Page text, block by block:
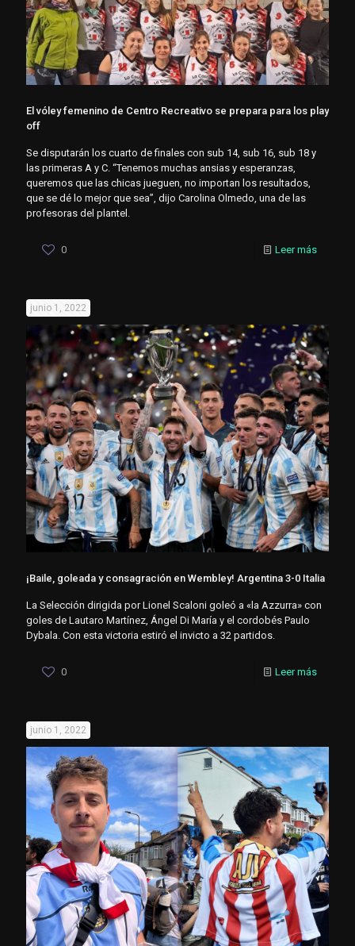
El vóley femenino de Centro Recreativo se prepara para los play
off
Se disputarán los cuarto de finales con sub 14, sub 16, sub 18 y
las primeras A y C. “Tenemos muchas ansias y esperanzas,
queremos que las chicas jueguen, no importan los resultados,
que se dé lo mejor que sea”, dijo Carolina Olmedo, una de las
profesoras del plantel.
0 Leer más
junio 1, 2022
¡Baile, goleada y consagración en Wembley! Argentina 3-0 Italia
La Selección dirigida por Lionel Scaloni goleó a «la Azzurra» con
goles de Lautaro Martínez, Ángel Di María y el cordobés Paulo
Dybala. Con esta victoria estiró el invicto a 32 partidos.
0 Leer más
junio 1, 2022